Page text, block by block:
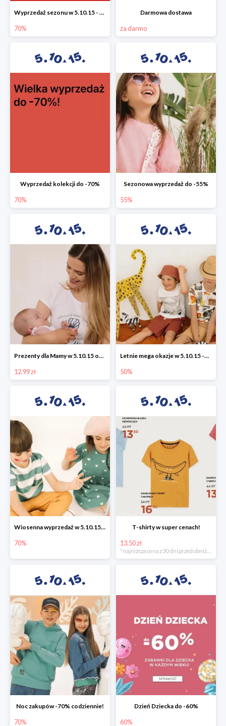
Wyprzedaż sezonu w 5.10.15 - cały asortyment -70%
70%
Darmowa dostawa
za darmo
Wyprzedaż kolekcji do -70%
70%
Sezonowa wyprzedaż do -55%
55%
Prezenty dla Mamy w 5.10.15 od 12,99 zł
12.99 zł
Letnie mega okazje w 5.10.15 -50%
50%
Wiosenna wyprzedaż w 5.10.15 -70%
70%
T-shirty w super cenach!
13.50 zł
*najniższa cena z 30 dni przed obniżką
Noc zakupów -70% codziennie!
70%
Dzień Dziecka do -60%
60%